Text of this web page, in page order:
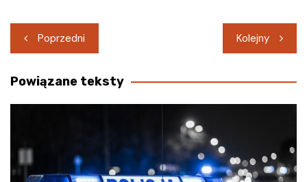
Nawigacja
wpisu
Poprzedni Kolejny
Powiązane teksty